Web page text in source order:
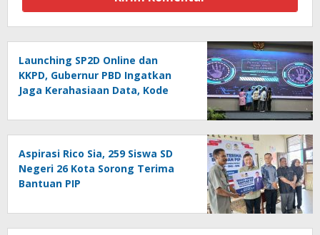
Launching SP2D Online dan
KKPD, Gubernur PBD Ingatkan
Jaga Kerahasiaan Data, Kode
Aspirasi Rico Sia, 259 Siswa SD
Negeri 26 Kota Sorong Terima
Bantuan PIP